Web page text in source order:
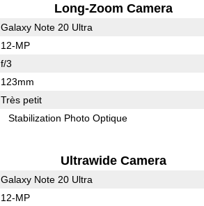
Long-Zoom Camera
Galaxy Note 20 Ultra
12-MP
f/3
123mm
Très petit
Stabilization Photo Optique
Ultrawide Camera
Galaxy Note 20 Ultra
12-MP